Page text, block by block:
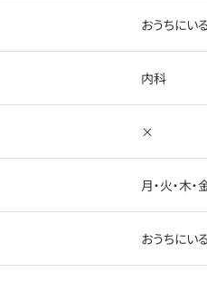
おうちにい
内科
×
月・火・木
おうちにい